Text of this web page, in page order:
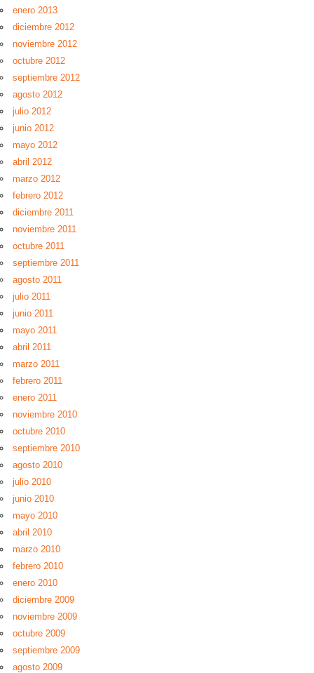
enero 2013
diciembre 2012
noviembre 2012
octubre 2012
septiembre 2012
agosto 2012
julio 2012
junio 2012
mayo 2012
abril 2012
marzo 2012
febrero 2012
diciembre 2011
noviembre 2011
octubre 2011
septiembre 2011
agosto 2011
julio 2011
junio 2011
mayo 2011
abril 2011
marzo 2011
febrero 2011
enero 2011
noviembre 2010
octubre 2010
septiembre 2010
agosto 2010
julio 2010
junio 2010
mayo 2010
abril 2010
marzo 2010
febrero 2010
enero 2010
diciembre 2009
noviembre 2009
octubre 2009
septiembre 2009
agosto 2009